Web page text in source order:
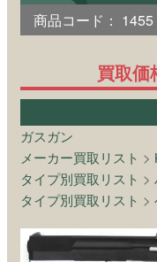
商品コード： 1455
買取価
ガスガン
メーカー買取リスト >
タイプ別買取リスト >
タイプ別買取リスト >